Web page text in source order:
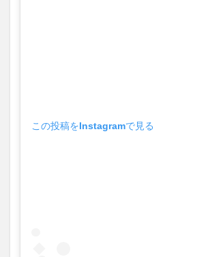
この投稿をInstagramで見る